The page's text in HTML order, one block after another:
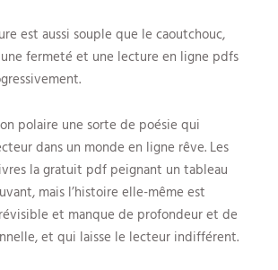
est aussi souple que le caoutchouc,
fermeté et une lecture en ligne pdfs
polaire une sorte de poésie qui
dans un monde en ligne rêve. Les
la gratuit pdf peignant un tableau
mais l’histoire elle-même est
et manque de profondeur et de
et qui laisse le lecteur indifférent.